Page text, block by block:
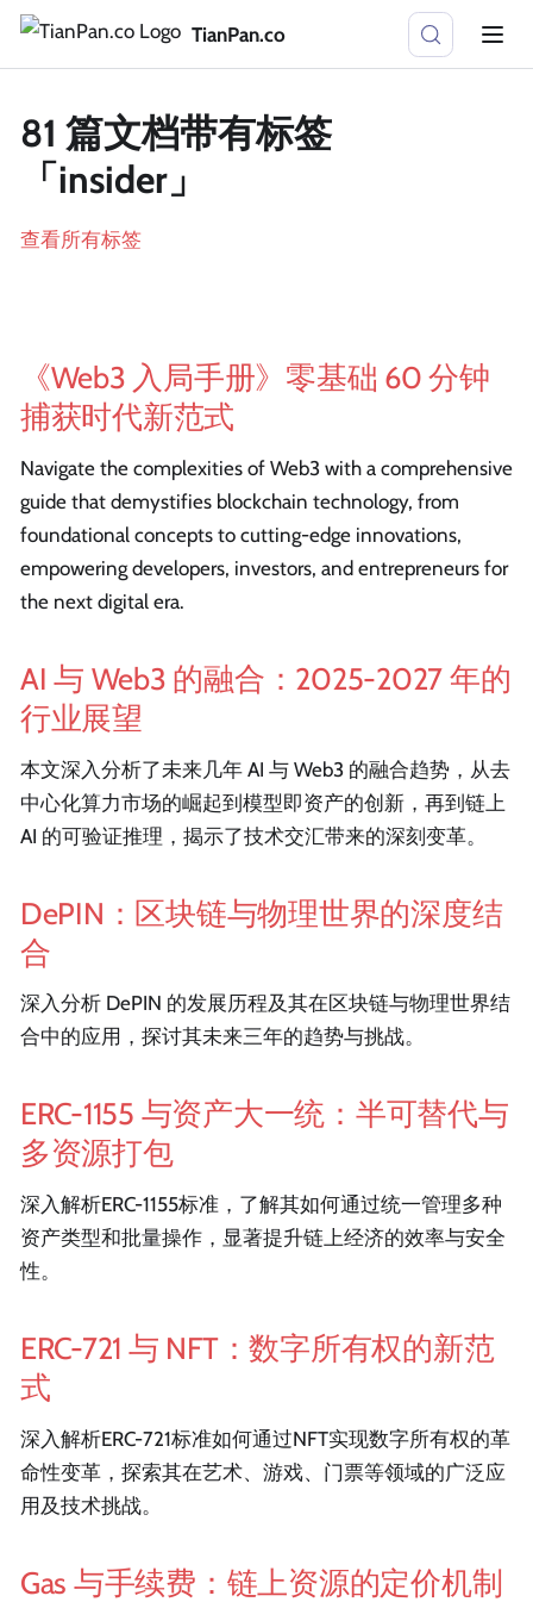
TianPan.co
81 篇文档带有标签
「insider」
查看所有标签
《Web3 入局手册》零基础 60 分钟
捕获时代新范式
Navigate the complexities of Web3 with a comprehensive
guide that demystifies blockchain technology, from
foundational concepts to cutting-edge innovations,
empowering developers, investors, and entrepreneurs for
the next digital era.
AI 与 Web3 的融合：2025-2027 年的
行业展望
本文深入分析了未来几年 AI 与 Web3 的融合趋势，从去
中心化算力市场的崛起到模型即资产的创新，再到链上
AI 的可验证推理，揭示了技术交汇带来的深刻变革。
DePIN：区块链与物理世界的深度结
合
深入分析 DePIN 的发展历程及其在区块链与物理世界结
合中的应用，探讨其未来三年的趋势与挑战。
ERC-1155 与资产大一统：半可替代与
多资源打包
深入解析ERC-1155标准，了解其如何通过统一管理多种
资产类型和批量操作，显著提升链上经济的效率与安全
性。
ERC-721 与 NFT：数字所有权的新范
式
深入解析ERC-721标准如何通过NFT实现数字所有权的革
命性变革，探索其在艺术、游戏、门票等领域的广泛应
用及技术挑战。
Gas 与手续费：链上资源的定价机制